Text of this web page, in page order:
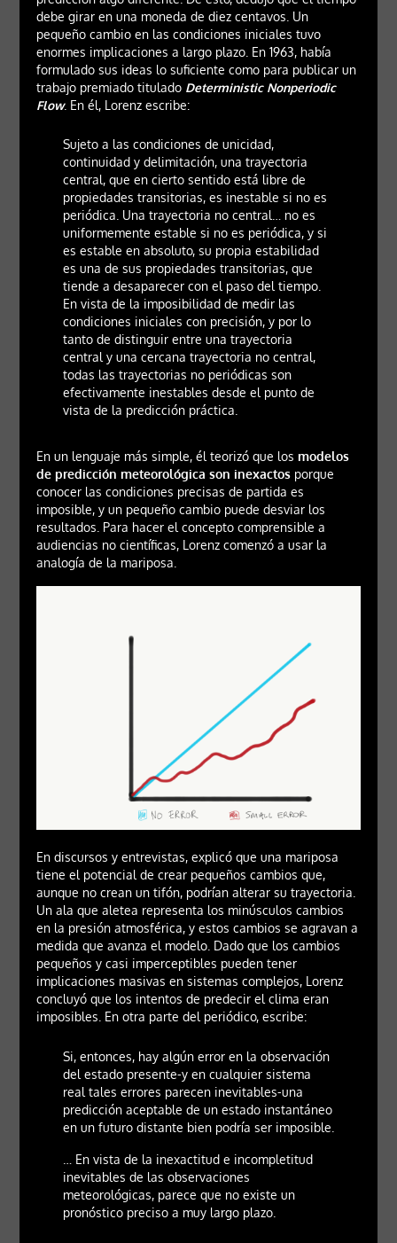
debe girar en una moneda de diez centavos. Un
pequeño cambio en las condiciones iniciales tuvo
enormes implicaciones a largo plazo. En 1963, había
formulado sus ideas lo suficiente como para publicar un
trabajo premiado titulado Deterministic Nonperiodic
Flow. En él, Lorenz escribe:
Sujeto a las condiciones de unicidad,
continuidad y delimitación, una trayectoria
central, que en cierto sentido está libre de
propiedades transitorias, es inestable si no es
periódica. Una trayectoria no central… no es
uniformemente estable si no es periódica, y si
es estable en absoluto, su propia estabilidad
es una de sus propiedades transitorias, que
tiende a desaparecer con el paso del tiempo.
En vista de la imposibilidad de medir las
condiciones iniciales con precisión, y por lo
tanto de distinguir entre una trayectoria
central y una cercana trayectoria no central,
todas las trayectorias no periódicas son
efectivamente inestables desde el punto de
vista de la predicción práctica.
En un lenguaje más simple, él teorizó que los modelos
de predicción meteorológica son inexactosporque
conocer las condiciones precisas de partida es
imposible, y un pequeño cambio puede desviar los
resultados. Para hacer el concepto comprensible a
audiencias no científicas, Lorenz comenzó a usar la
analogía de la mariposa.
En discursos y entrevistas, explicó que una mariposa
tiene el potencial de crear pequeños cambios que,
aunque no crean un tifón, podrían alterar su trayectoria.
Un ala que aletea representa los minúsculos cambios
en la presión atmosférica, y estos cambios se agravan a
medida que avanza el modelo. Dado que los cambios
pequeños y casi imperceptibles pueden tener
implicaciones masivas en sistemas complejos, Lorenz
concluyó que los intentos de predecir el clima eran
imposibles. En otra parte del periódico, escribe:
Si, entonces, hay algún error en la observación
del estado presente-y en cualquier sistema
real tales errores parecen inevitables-una
predicción aceptable de un estado instantáneo
en un futuro distante bien podría ser imposible.
… En vista de la inexactitud e incompletitud
inevitables de las observaciones
meteorológicas, parece que no existe un
pronóstico preciso a muy largo plazo.